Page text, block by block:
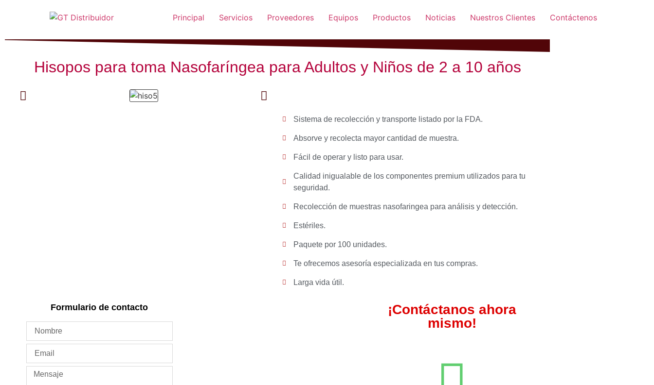
Principal Servicios Proveedores Equipos Productos Noticias Nuestros Clientes Contáctenos
Hisopos para toma Nasofaríngea para Adultos y Niños de 2 a 10 años
Sistema de recolección y transporte listado por la FDA.
Absorve y recolecta mayor cantidad de muestra.
Fácil de operar y listo para usar.
Calidad inigualable de los componentes premium utilizados para tu
seguridad.
Recolección de muestras nasofaringea para análisis y detección.
Estériles.
Paquete por 100 unidades.
Te ofrecemos asesoría especializada en tus compras.
Larga vida útil.
Formulario de contacto
¡Contáctanos ahora
mismo!